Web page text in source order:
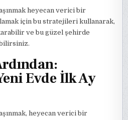
heyecan verici bir
için bu stratejileri kullanarak,
ve bu güzel şehirde
Evde İlk Ay
heyecan verici bir